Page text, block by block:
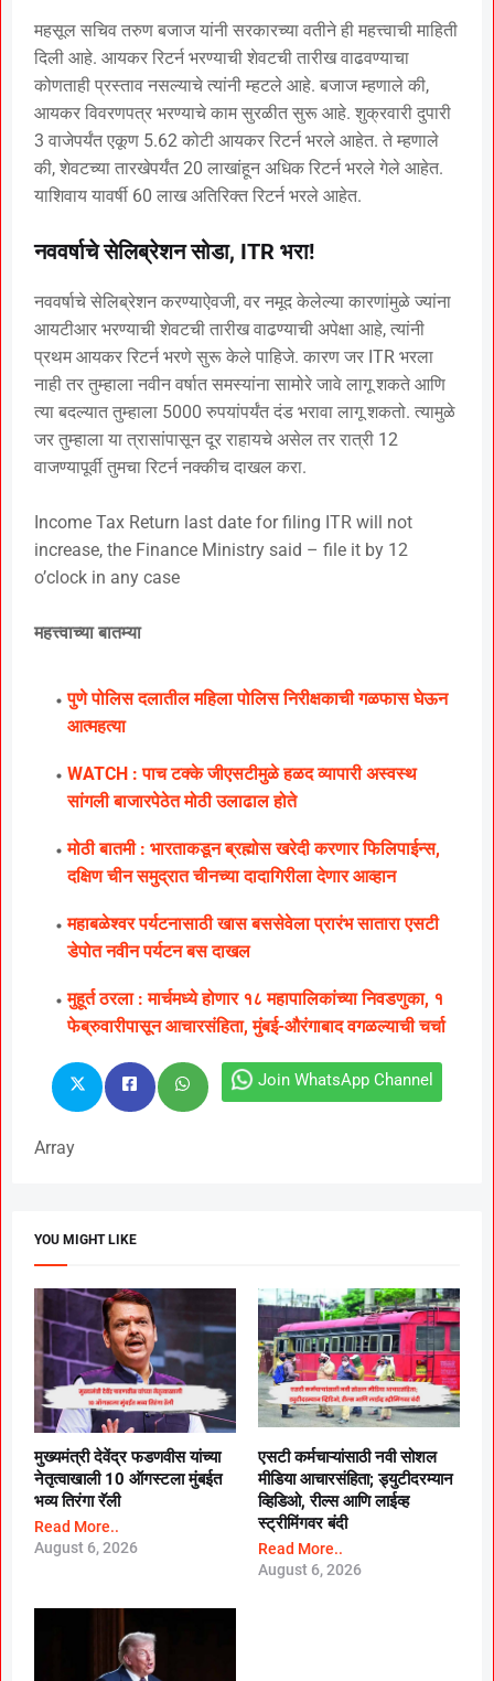
महसूल सचिव तरुण बजाज यांनी सरकारच्या वतीने ही महत्त्वाची माहिती
दिली आहे. आयकर रिटर्न भरण्याची शेवटची तारीख वाढवण्याचा
कोणताही प्रस्ताव नसल्याचे त्यांनी म्हटले आहे. बजाज म्हणाले की,
आयकर विवरणपत्र भरण्याचे काम सुरळीत सुरू आहे. शुक्रवारी दुपारी
3 वाजेपर्यंत एकूण 5.62 कोटी आयकर रिटर्न भरले आहेत. ते म्हणाले
की, शेवटच्या तारखेपर्यंत 20 लाखांहून अधिक रिटर्न भरले गेले आहेत.
याशिवाय यावर्षी 60 लाख अतिरिक्त रिटर्न भरले आहेत.
नववर्षाचे सेलिब्रेशन सोडा, ITR भरा!
नववर्षाचे सेलिब्रेशन करण्याऐवजी, वर नमूद केलेल्या कारणांमुळे ज्यांना
आयटीआर भरण्याची शेवटची तारीख वाढण्याची अपेक्षा आहे, त्यांनी
प्रथम आयकर रिटर्न भरणे सुरू केले पाहिजे. कारण जर ITR भरला
नाही तर तुम्हाला नवीन वर्षात समस्यांना सामोरे जावे लागू शकते आणि
त्या बदल्यात तुम्हाला 5000 रुपयांपर्यंत दंड भरावा लागू शकतो. त्यामुळे
जर तुम्हाला या त्रासांपासून दूर राहायचे असेल तर रात्री 12
वाजण्यापूर्वी तुमचा रिटर्न नक्कीच दाखल करा.
Income Tax Return last date for filing ITR will not
increase, the Finance Ministry said – file it by 12
o’clock in any case
महत्त्वाच्या बातम्या
पुणे पोलिस दलातील महिला पोलिस निरीक्षकाची गळफास घेऊन
आत्महत्या
WATCH : पाच टक्के जीएसटीमुळे हळद व्यापारी अस्वस्थ
सांगली बाजारपेठेत मोठी उलाढाल होते
मोठी बातमी : भारताकडून ब्रह्मोस खरेदी करणार फिलिपाईन्स,
दक्षिण चीन समुद्रात चीनच्या दादागिरीला देणार आव्हान
महाबळेश्वर पर्यटनासाठी खास बससेवेला प्रारंभ सातारा एसटी
डेपोत नवीन पर्यटन बस दाखल
मुहूर्त ठरला : मार्चमध्ये होणार १८ महापालिकांच्या निवडणुका, १
फेब्रुवारीपासून आचारसंहिता, मुंबई-औरंगाबाद वगळल्याची चर्चा
Join WhatsApp Channel
Array
YOU MIGHT LIKE
मुख्यमंत्री देवेंद्र फडणवीस यांच्या
नेतृत्वाखाली 10 ऑगस्टला मुंबईत
भव्य तिरंगा रॅली
Read More..
August 6, 2026
एसटी कर्मचाऱ्यांसाठी नवी सोशल
मीडिया आचारसंहिता; ड्युटीदरम्यान
व्हिडिओ, रील्स आणि लाईव्ह
स्ट्रीमिंगवर बंदी
Read More..
August 6, 2026